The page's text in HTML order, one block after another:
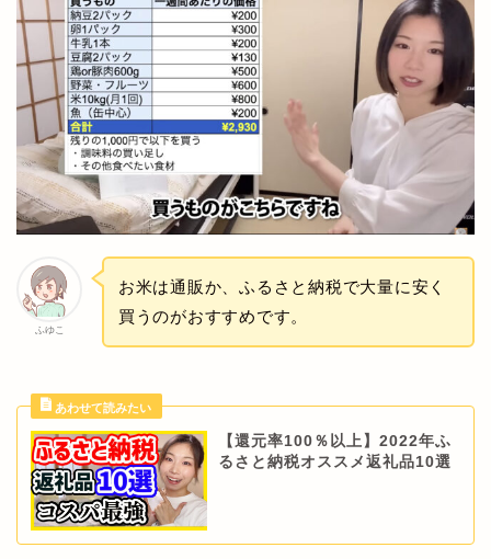
ふゆこ
お米は通販か、ふるさと納税で大量に安く
買うのがおすすめです。
【還元率100％以上】2022年ふ
るさと納税オススメ返礼品10選